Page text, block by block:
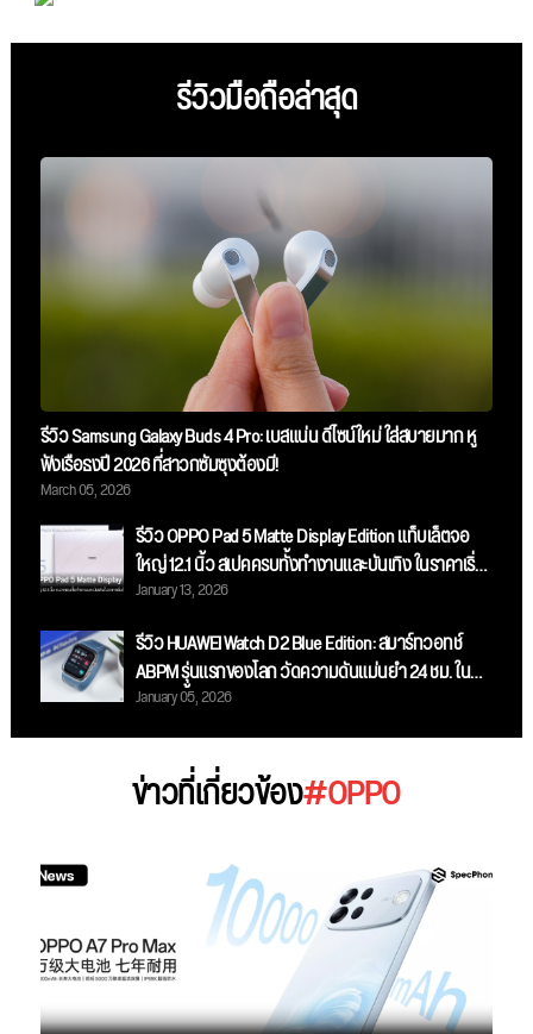
รีวิวมือถือล่าสุด
รีวิว Samsung Galaxy Buds 4 Pro: เบสแน่น ดีไซน์ใหม่ ใส่สบายมาก หู
ฟังเรือธงปี 2026 ที่สาวกซัมซุงต้องมี!
March 05, 2026
รีวิว OPPO Pad 5 Matte Display Edition แท็บเล็ตจอ
ใหญ่ 12.1 นิ้ว สเปคครบทั้งทำงานและบันเทิง ในราคาเริ่ม
ต้น 13,999 บาท
January 13, 2026
รีวิว HUAWEI Watch D2 Blue Edition: สมาร์ทวอทช์
ABPM รุ่นแรกของโลก วัดความดันแม่นยำ 24 ชม. ใน
ดีไซน์สีน้ำเงินสุดสปอร์ต!
January 05, 2026
ข่าวที่เกี่ยวข้อง#OPPO